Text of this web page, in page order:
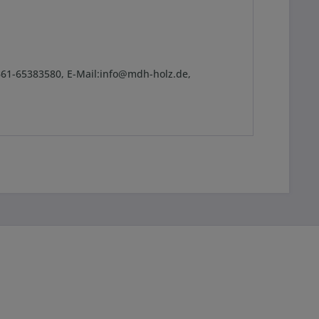
65383580, E-Mail:info@mdh-holz.de,